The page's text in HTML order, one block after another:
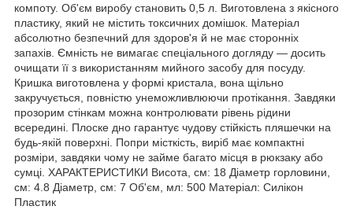
компоту. Об'єм виробу становить 0,5 л. Виготовлена з якісного
пластику, який не містить токсичних домішок. Матеріал
абсолютно безпечний для здоров'я й не має сторонніх
запахів. Ємність не вимагає спеціального догляду — досить
очищати її з використанням мийного засобу для посуду.
Кришка виготовлена у формі кристала, вона щільно
закручується, повністю унеможливлюючи протікання. Завдяки
прозорим стінкам можна контролювати рівень рідини
всередині. Плоске дно гарантує чудову стійкість пляшечки на
будь-якій поверхні. Попри місткість, виріб має компактні
розміри, завдяки чому не займе багато місця в рюкзаку або
сумці. ХАРАКТЕРИСТИКИ Висота, см: 18 Діаметр горловини,
см: 4.8 Діаметр, см: 7 Об'єм, мл: 500 Матеріал: Силікон
Пластик